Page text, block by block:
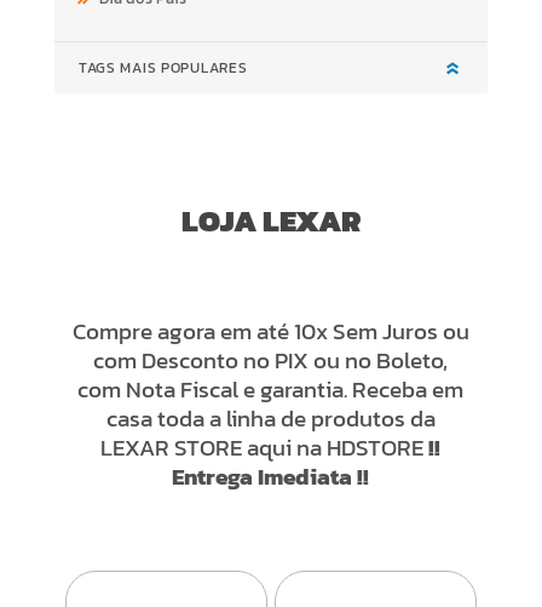
TAGS MAIS POPULARES
LOJA LEXAR
Compre agora em até 10x Sem Juros ou
com Desconto no PIX ou no Boleto,
com Nota Fiscal e garantia. Receba em
casa toda a linha de produtos da
LEXAR STORE aqui na HDSTORE!!
Entrega Imediata !!